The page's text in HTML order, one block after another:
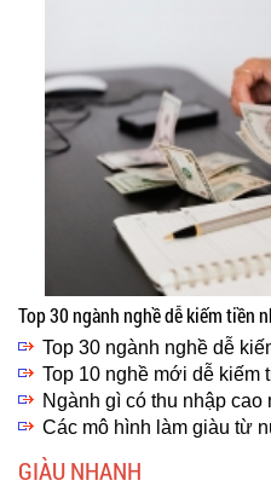
Top 30 ngành nghề dễ kiếm tiền
Top 30 ngành nghề dễ
Top 10 nghề mới dễ kiếm
Ngành gì có thu nhập cao
Các mô hình làm giàu từ
GIÀU NHANH